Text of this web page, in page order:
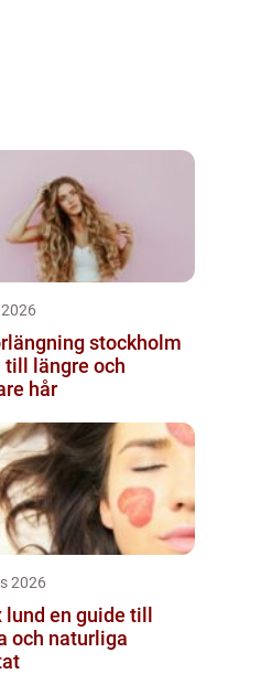
stockholm
till längre och
hår
2026
guide till
och naturliga